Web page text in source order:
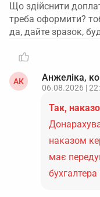
Що здійснити
треба оформити?
да, дайте зразок,
АК Анжеліка,
06.08.2026 |
Так,
наказом
має